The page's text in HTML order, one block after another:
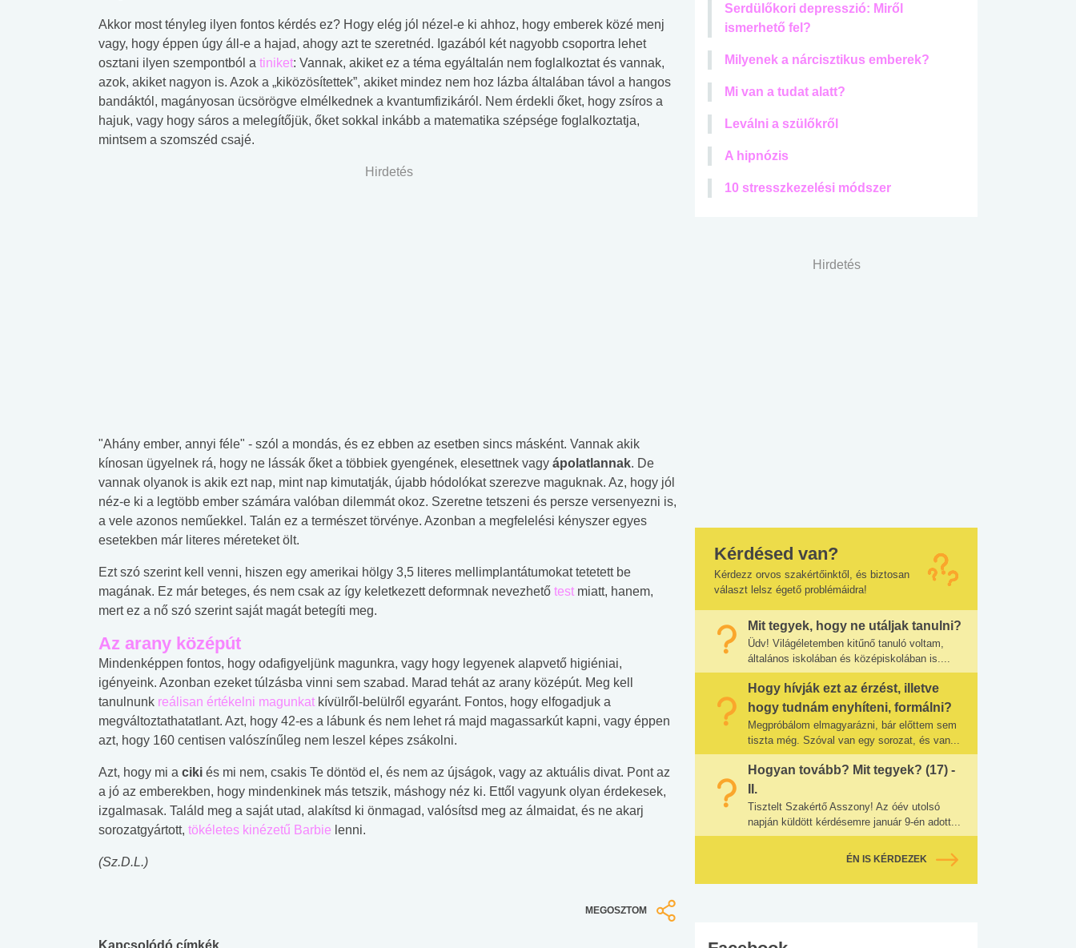
Akkor most tényleg ilyen fontos kérdés ez? Hogy elég jól nézel-e ki ahhoz, hogy emberek közé menj
vagy, hogy éppen úgy áll-e a hajad, ahogy azt te szeretnéd. Igazából két nagyobb csoportra lehet
osztani ilyen szempontból a tiniket: Vannak, akiket ez a téma egyáltalán nem foglalkoztat és vannak,
azok, akiket nagyon is. Azok a „kiközösítettek”, akiket mindez nem hoz lázba általában távol a hangos
bandáktól, magányosan ücsörögve elmélkednek a kvantumfizikáról. Nem érdekli őket, hogy zsíros a
hajuk, vagy hogy sáros a melegítőjük, őket sokkal inkább a matematika szépsége foglalkoztatja,
mintsem a szomszéd csajé.
Hirdetés
"Ahány ember, annyi féle" - szól a mondás, és ez ebben az esetben sincs másként. Vannak akik
kínosan ügyelnek rá, hogy ne lássák őket a többiek gyengének, elesettnek vagy ápolatlannak. De
vannak olyanok is akik ezt nap, mint nap kimutatják, újabb hódolókat szerezve maguknak. Az, hogy jól
néz-e ki a legtöbb ember számára valóban dilemmát okoz. Szeretne tetszeni és persze versenyezni is,
a vele azonos neműekkel. Talán ez a természet törvénye. Azonban a megfelelési kényszer egyes
esetekben már literes méreteket ölt.
Ezt szó szerint kell venni, hiszen egy amerikai hölgy 3,5 literes mellimplantátumokat tetetett be
magának. Ez már beteges, és nem csak az így keletkezett deformnak nevezhető test miatt, hanem,
mert ez a nő szó szerint saját magát betegíti meg.
Az arany középút
Mindenképpen fontos, hogy odafigyeljünk magunkra, vagy hogy legyenek alapvető higiéniai,
igényeink. Azonban ezeket túlzásba vinni sem szabad. Marad tehát az arany középút. Meg kell
tanulnunk reálisan értékelni magunkat kívülről-belülről egyaránt. Fontos, hogy elfogadjuk a
megváltoztathatatlant. Azt, hogy 42-es a lábunk és nem lehet rá majd magassarkút kapni, vagy éppen
azt, hogy 160 centisen valószínűleg nem leszel képes zsákolni.
Azt, hogy mi a ciki és mi nem, csakis Te döntöd el, és nem az újságok, vagy az aktuális divat. Pont az
a jó az emberekben, hogy mindenkinek más tetszik, máshogy néz ki. Ettől vagyunk olyan érdekesek,
izgalmasak. Találd meg a saját utad, alakítsd ki önmagad, valósítsd meg az álmaidat, és ne akarj
sorozatgyártott, tökéletes kinézetű Barbie lenni.
(Sz.D.L.)
MEGOSZTOM
Kapcsolódó címkék
Serdülőkori depresszió: Miről
ismerhető fel?
Milyenek a nárcisztikus emberek?
Mi van a tudat alatt?
Leválni a szülőkről
A hipnózis
10 stresszkezelési módszer
Hirdetés
Kérdésed van?
Kérdezz orvos szakértőinktől, és biztosan
választ lelsz égető problémáidra!
Mit tegyek, hogy ne utáljak tanulni?
Üdv! Világéletemben kitűnő tanuló voltam,
általános iskolában és középiskolában is....
Hogy hívják ezt az érzést, illetve
hogy tudnám enyhíteni, formálni?
Megpróbálom elmagyarázni, bár előttem sem
tiszta még. Szóval van egy sorozat, és van...
Hogyan tovább? Mit tegyek? (17) -
II.
Tisztelt Szakértő Asszony! Az óév utolsó
napján küldött kérdésemre január 9-én adott...
ÉN IS KÉRDEZEK